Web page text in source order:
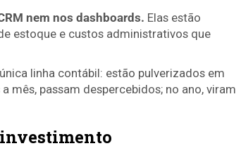
nem nos dashboards. Elas estão
estoque e custos administrativos que
linha contábil: estão pulverizados em
passam despercebidos; no ano, viram